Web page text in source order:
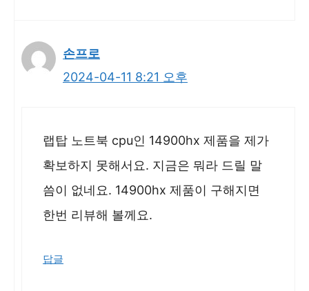
손프로
2024-04-11 8:21 오후
랩탑 노트북 cpu인 14900hx 제품을 제가
확보하지 못해서요. 지금은 뭐라 드릴 말
씀이 없네요. 14900hx 제품이 구해지면
한번 리뷰해 볼께요.
답글